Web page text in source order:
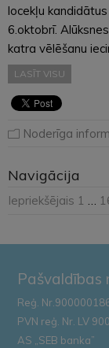
locekļu
6.oktobrī.
katra vēlēšanu
LASĪT VISU
Noderīga
Navigācija
Iepriekšējais 1 …
Pašvaldības
Reģ.
PVN reģ. Nr. LV
AS „SEB banka”